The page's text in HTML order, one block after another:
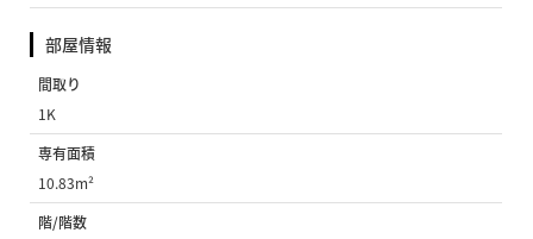
部屋情報
間取り
1K
専有面積
10.83m²
階/階数